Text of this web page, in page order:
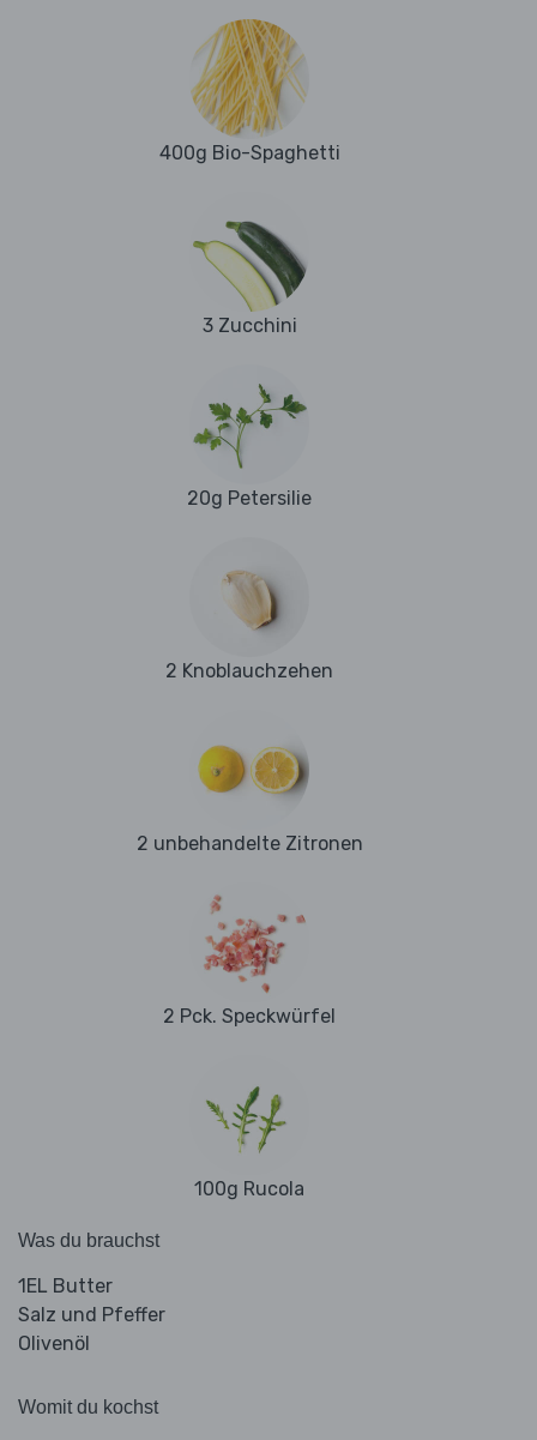
400g Bio-Spaghetti
3 Zucchini
20g Petersilie
2 Knoblauchzehen
2 unbehandelte Zitronen
2 Pck. Speckwürfel
100g Rucola
Was du brauchst
1EL Butter
Salz und Pfeffer
Olivenöl
Womit du kochst